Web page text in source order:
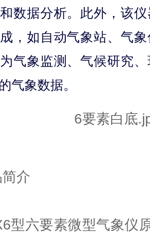
数据分析。此外，该
，如自动气象站、气
气象监测、气候研究
气象数据。
介
型六要素微型气象仪